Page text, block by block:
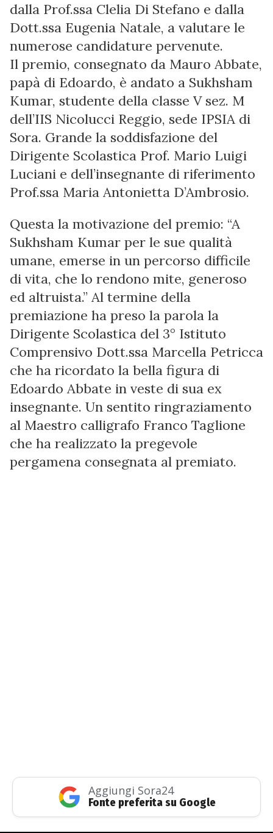
dalla Prof.ssa Clelia Di Stefano e dalla
Dott.ssa Eugenia Natale, a valutare le
numerose candidature pervenute.
Il premio, consegnato da Mauro Abbate,
papà di Edoardo, è andato a Sukhsham
Kumar, studente della classe V sez. M
dell’IIS Nicolucci Reggio, sede IPSIA di
Sora. Grande la soddisfazione del
Dirigente Scolastica Prof. Mario Luigi
Luciani e dell’insegnante di riferimento
Prof.ssa Maria Antonietta D’Ambrosio.
Questa la motivazione del premio: “A
Sukhsham Kumar per le sue qualità
umane, emerse in un percorso difficile
di vita, che lo rendono mite, generoso
ed altruista.” Al termine della
premiazione ha preso la parola la
Dirigente Scolastica del 3° Istituto
Comprensivo Dott.ssa Marcella Petricca
che ha ricordato la bella figura di
Edoardo Abbate in veste di sua ex
insegnante. Un sentito ringraziamento
al Maestro calligrafo Franco Taglione
che ha realizzato la pregevole
pergamena consegnata al premiato.
Aggiungi Sora24
Fonte preferita su Google